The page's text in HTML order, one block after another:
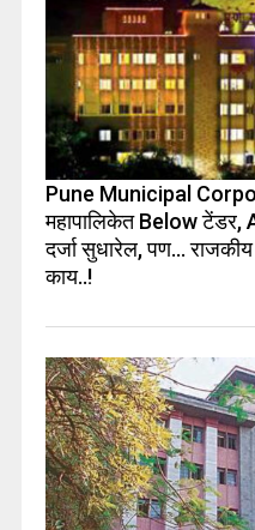
Pune Municipal
महापालिकेत Below टेंडर,
दर्जा सुधारेल, पण…
काय..!